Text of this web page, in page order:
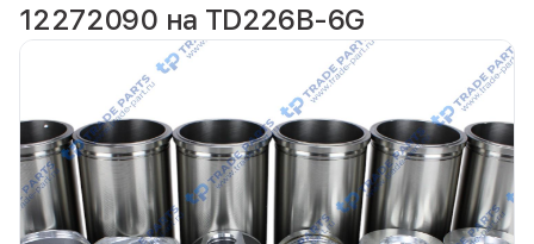
12272090 на TD226B-6G